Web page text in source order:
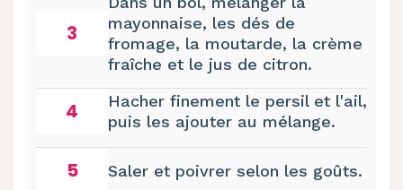
3
mayonnaise, les dés de
fromage, la moutarde, la crème
fraîche et le jus de citron.
4
Hacher finement le persil et l'ail,
puis les ajouter au mélange.
5 Saler et poivrer selon les goûts.